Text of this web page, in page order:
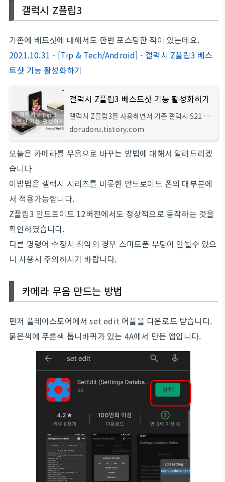
갤럭시 Z플립3
기존에 베트샷에 대해서도 한번 포스팅한 적이 있는데요.
2021.10.31 - [Tip & Tech/Android] - 갤럭시 Z플립3 베스
트샷 기능 활성화하기
갤럭시 Z플립3 베스트샷 기능 활성화하기
갤럭시 Z플립3를 사용하면서 기존 갤럭시 S21 등
의 기본 카메라에서 사용하던 베스트샷 메뉴가 보
이지 않습니다. 이때 베스트샷을 활성화하는 것은
dorudoru.tistory.com
오늘은 카메라를 무음으로 바꾸는 방법에 대해서 알려드리겠
습니다
이방법은 갤럭시 시리즈를 비롯한 안드로이드 폰의 대부분에
서 적용가능합니다.
Z플립3 안드로이드 12버전에서도 정상적으로 동작하는 것을
확인하였습니다.
다른 명령어 수정시 최악의 경우 스마트폰 부팅이 안될수 있으
니 사용시 주의하시기 바랍니다.
카메라 무음 만드는 방법
먼저 플레이스토어에서 set edit 어플을 다운로드 받습니다.
붉은색에 푸른색 톱니바퀴가 있는 4A에서 만든 앱입니다.